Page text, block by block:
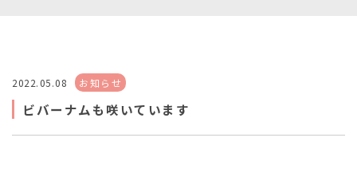
2022.05.08 お知らせ
ビバーナムも咲いています